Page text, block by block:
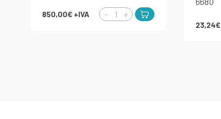
850,00€ +IVA
23,24€